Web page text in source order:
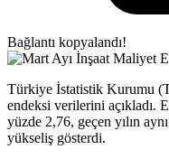
Bağlantı kopyalandı!
Türkiye İstatistik Kurumu
endeksi verilerini açıkladı.
yüzde 2,76, geçen yılın
yükseliş gösterdi.